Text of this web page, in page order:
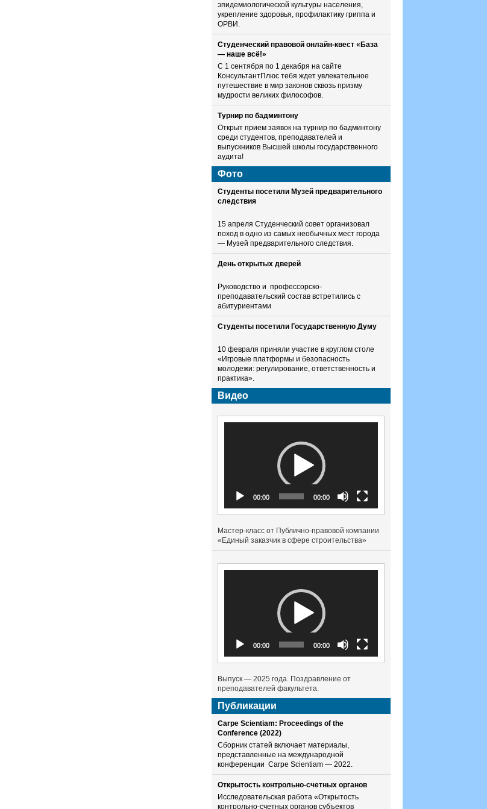
эпидемиологической культуры населения,
укрепление здоровья, профилактику гриппа и
ОРВИ.
Студенческий правовой онлайн-квест «База
— наше всё!»
С 1 сентября по 1 декабря на сайте
КонсультантПлюс тебя ждет увлекательное
путешествие в мир законов сквозь призму
мудрости великих философов.
Турнир по бадминтону
Открыт прием заявок на турнир по бадминтону
среди студентов, преподавателей и
выпускников Высшей школы государственного
аудита!
Фото
Студенты посетили Музей предварительного
следствия
15 апреля Студенческий совет организовал
поход в одно из самых необычных мест города
— Музей предварительного следствия.
День открытых дверей
Руководство и профессорско-
преподавательский состав встретились с
абитуриентами
Студенты посетили Государственную Думу
10 февраля приняли участие в круглом столе
«Игровые платформы и безопасность
молодежи: регулирование, ответственность и
практика».
Видео
00:00 00:00
Мастер-класс от Публично-правовой компании
«Единый заказчик в сфере строительства»
00:00 00:00
Выпуск — 2025 года. Поздравление от
преподавателей факультета.
Публикации
Carpe Scientiam: Proceedings of the
Conference (2022)
Сборник статей включает материалы,
представленные на международной
конференции Carpe Scientiam — 2022.
Открытость контрольно-счетных органов
Исследовательская работа «Открытость
контрольно-счетных органов субъектов